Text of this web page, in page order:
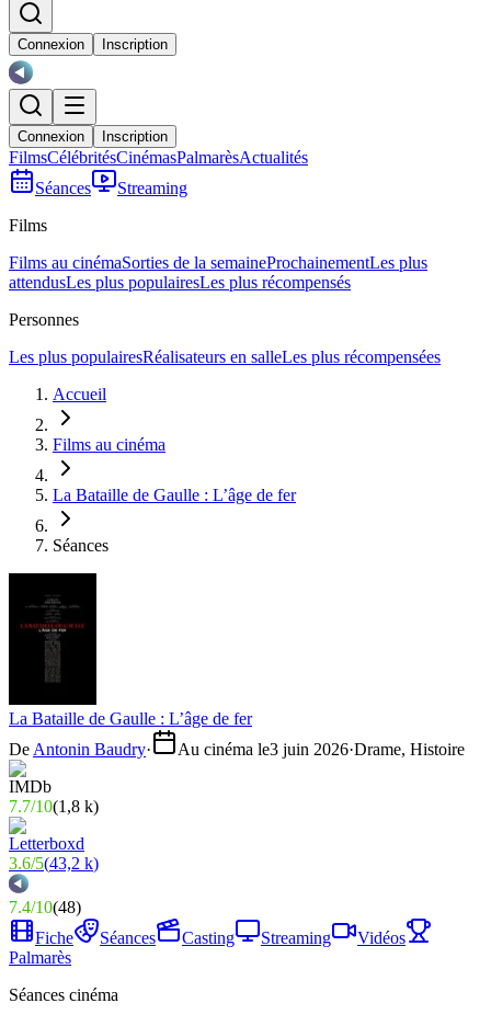
Connexion Inscription
Connexion Inscription
FilmsCélébritésCinémasPalmarèsActualités
Séances
Streaming
Films
Films au cinémaSorties de la semaineProchainementLes plus
attendusLes plus populairesLes plus récompensés
Personnes
Les plus populairesRéalisateurs en salleLes plus récompensées
Accueil
Films au cinéma
La Bataille de Gaulle : L’âge de fer
Séances
La Bataille de Gaulle : L’âge de fer
De Antonin Baudry· Au cinéma le3 juin 2026·Drame, Histoire
7.7/10(1,8 k)
3.6/5(43,2 k)
7.4/10(48)
Fiche
Séances Casting Streaming
Vidéos
Palmarès
Séances cinéma